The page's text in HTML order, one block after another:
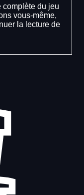
complète du jeu
vous-même,
la lecture de